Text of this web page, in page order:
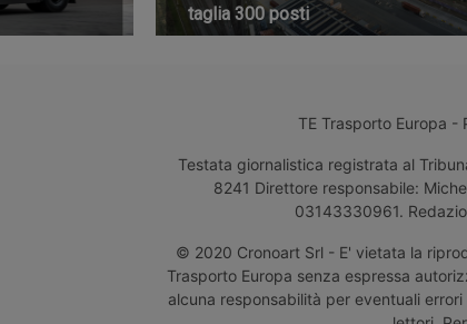
taglia 300 posti
TE Trasporto Europa -
Testata giornalistica registrata al
8241 Direttore responsabile:
03143330961.
© 2020 Cronoart Srl - E' vietata la
Trasporto Europa senza espressa
alcuna responsabilità per eventuali